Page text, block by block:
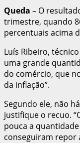
Queda – O
trimestre, quando
percentuais acima
Luís Ribeiro,
uma grande
do comércio, que
da inflação”.
Segundo ele, não
justifique o recuo.
pouca a
conseguiram repor